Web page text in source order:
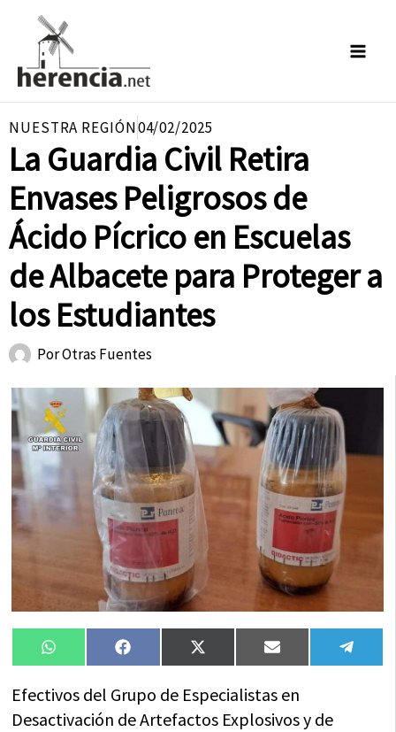
contenido
NUESTRA REGIÓN04/02/2025
La Guardia Civil Retira
Envases Peligrosos de
Ácido Pícrico en Escuelas
de Albacete para Proteger a
los Estudiantes
PorOtras Fuentes
Compartir
en
WhatsAppCompartir
en
FacebookCompartir
en
X
(Twitter)
Compartir
en
Email
en
Efectivos del Grupo de Especialistas en
Desactivación de Artefactos Explosivos y de